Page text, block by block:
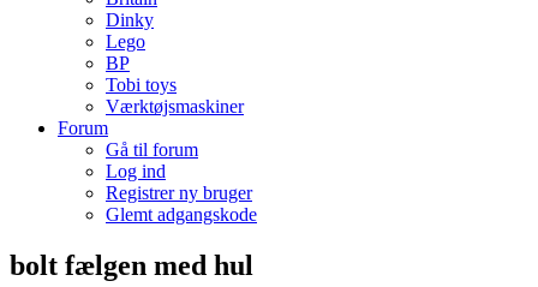
Dinky
Lego
BP
Tobi toys
Værktøjsmaskiner
Forum
Gå til forum
Log ind
Registrer ny bruger
Glemt adgangskode
bolt fælgen med hul